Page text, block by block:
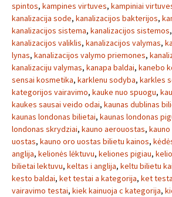
spintos, kampines virtuves, kampiniai
kanalizacija sode, kanalizacijos bakterijos,
kanalizacijos sistema, kanalizacijos sistemos,
kanalizacijos valiklis, kanalizacijos valymas,
lynas, kanalizacijos valymo priemones,
kanalizaciju valymas, kanapa baldai, kanebo
sensai kosmetika, karklenu sodyba, karkles
kategorijos vairavimo, kauke nuo spuogu,
kaukes sausai veido odai, kaunas dublinas
kaunas londonas bilietai, kaunas londonas
londonas skrydziai, kauno aerouostas,
uostas, kauno oro uostas bilietu kainos,
anglija, kelionės lėktuvu, keliones pigiau,
bilietai lektuvu, keltas i anglija, keltu bilietu
kesto baldai, ket testai a kategorija, ket
vairavimo testai, kiek kainuoja c kategorija,